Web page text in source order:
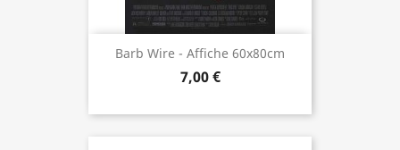
Barb Wire - Affiche 60x80cm
7,00 €